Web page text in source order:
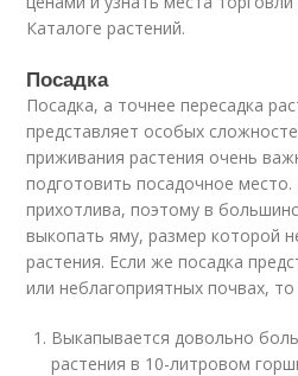
Каталоге растений.
Посадка
Посадка, а точнее пересадка
представляет особых
приживания растения очень
подготовить посадочное
прихотлива, поэтому в
выкопать яму, размер которой
растения. Если же посадка
или неблагоприятных почвах,
Выкапывается довольно
растения в 10-литровом